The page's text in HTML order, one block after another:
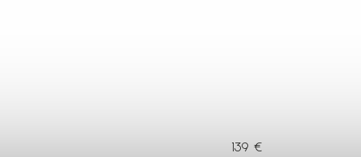
139 €